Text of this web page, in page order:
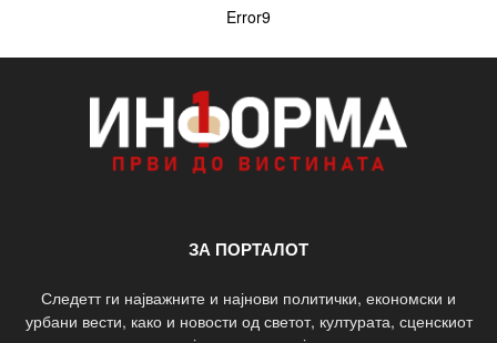
Error9
ЗА ПОРТАЛОТ
Следетт ги најважните и најнови политички, економски и
урбани вести, како и новости од светот, културата, сценскиот